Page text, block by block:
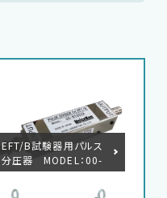
EFT/B試験器用パルス
分圧器 MODEL：00-
N1655A